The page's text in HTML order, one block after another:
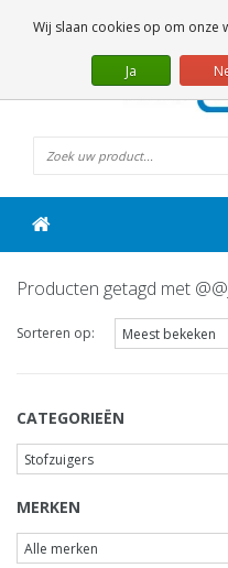
Producten getagd met
Sorteren op:
CATEGORIEËN
MERKEN
Wij slaan cookies op om onze
Ja